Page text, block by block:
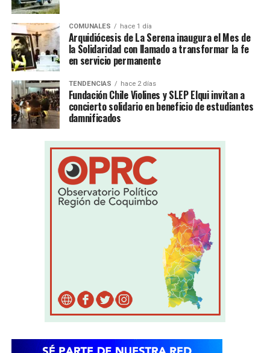
COMUNALES hace 1 día
Arquidiócesis de La Serena inaugura el Mes de
la Solidaridad con llamado a transformar la fe
en servicio permanente
TENDENCIAS hace 2 días
Fundación Chile Violines y SLEP Elqui invitan a
concierto solidario en beneficio de estudiantes
damnificados